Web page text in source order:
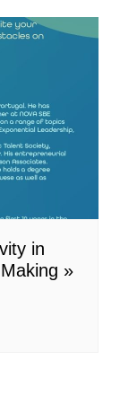
in
»